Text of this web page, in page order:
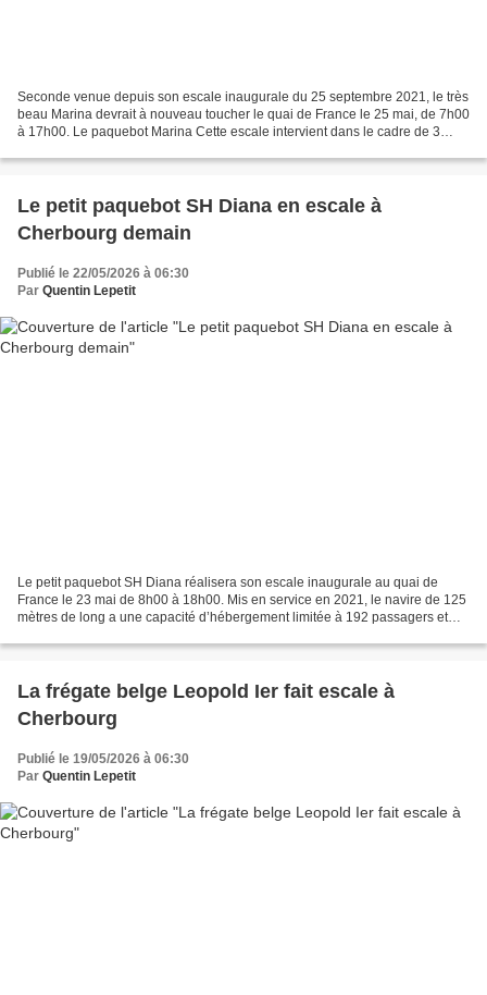
Seconde venue depuis son escale inaugurale du 25 septembre 2021, le très
beau Marina devrait à nouveau toucher le quai de France le 25 mai, de 7h00
à 17h00. Le paquebot Marina Cette escale intervient dans le cadre de 3
Le petit paquebot SH Diana en escale à
Cherbourg demain
Publié le 22/05/2026 à 06:30
Par Quentin Lepetit
Le petit paquebot SH Diana réalisera son escale inaugurale au quai de
France le 23 mai de 8h00 à 18h00. Mis en service en 2021, le navire de 125
mètres de long a une capacité d’hébergement limitée à 192 passagers et
La frégate belge Leopold Ier fait escale à
Cherbourg
Publié le 19/05/2026 à 06:30
Par Quentin Lepetit